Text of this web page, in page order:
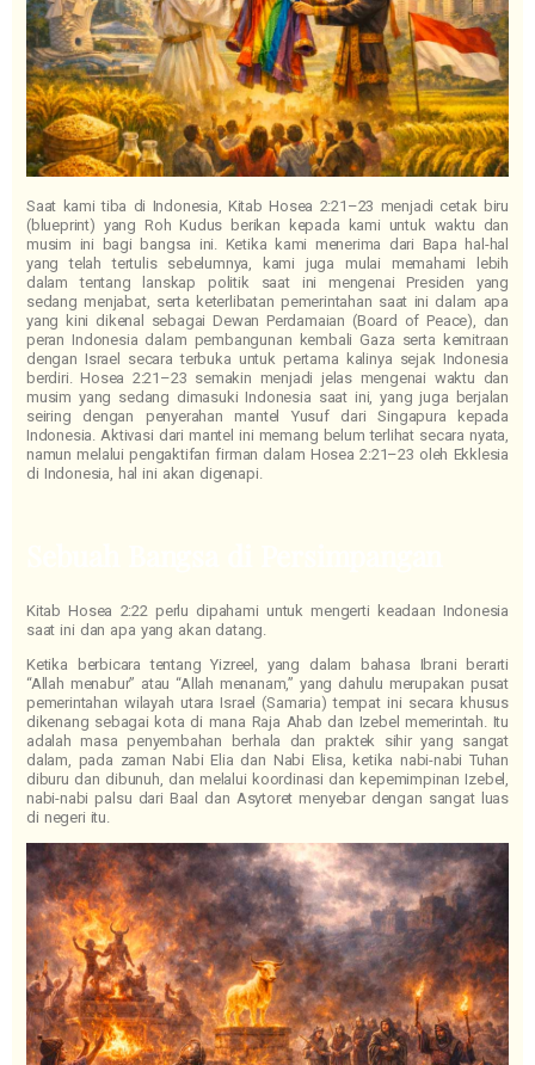
Saat kami tiba di Indonesia, Kitab Hosea 2:21–23 menjadi cetak biru
(blueprint) yang Roh Kudus berikan kepada kami untuk waktu dan
musim ini bagi bangsa ini. Ketika kami menerima dari Bapa hal-hal
yang telah tertulis sebelumnya, kami juga mulai memahami lebih
dalam tentang lanskap politik saat ini mengenai Presiden yang
sedang menjabat, serta keterlibatan pemerintahan saat ini dalam apa
yang kini dikenal sebagai Dewan Perdamaian (Board of Peace), dan
peran Indonesia dalam pembangunan kembali Gaza serta kemitraan
dengan Israel secara terbuka untuk pertama kalinya sejak Indonesia
berdiri. Hosea 2:21–23 semakin menjadi jelas mengenai waktu dan
musim yang sedang dimasuki Indonesia saat ini, yang juga berjalan
seiring dengan penyerahan mantel Yusuf dari Singapura kepada
Indonesia. Aktivasi dari mantel ini memang belum terlihat secara nyata,
namun melalui pengaktifan firman dalam Hosea 2:21–23 oleh Ekklesia
di Indonesia, hal ini akan digenapi.
Kitab Hosea 2:22 perlu dipahami untuk mengerti keadaan Indonesia
saat ini dan apa yang akan datang.
Ketika berbicara tentang Yizreel, yang dalam bahasa Ibrani berarti
“Allah menabur” atau “Allah menanam,” yang dahulu merupakan pusat
pemerintahan wilayah utara Israel (Samaria) tempat ini secara khusus
dikenang sebagai kota di mana Raja Ahab dan Izebel memerintah. Itu
adalah masa penyembahan berhala dan praktek sihir yang sangat
dalam, pada zaman Nabi Elia dan Nabi Elisa, ketika nabi-nabi Tuhan
diburu dan dibunuh, dan melalui koordinasi dan kepemimpinan Izebel,
nabi-nabi palsu dari Baal dan Asytoret menyebar dengan sangat luas
di negeri itu.